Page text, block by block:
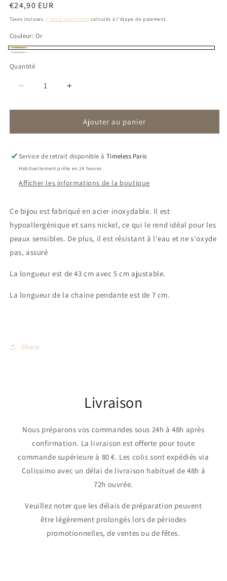
Prix
habituel
€24,90 EUR
Taxes incluses. Frais d'expédition calculés à l'étape de paiement.
Couleur: Or
Or
Quantité
Réduire
quantité
Collier
|
Zircon
Augmenter
quantité
Collier
|
Zircon
Ajouter au panier
Service de retrait disponible à Timeless Paris
Habituellement prête en 24 heures
Afficher les informations de la boutique
Ce bijou est fabriqué en acier inoxydable. Il est
hypoallergénique et sans nickel, ce qui le rend idéal pour les
peaux sensibles. De plus, il est résistant à l'eau et ne s'oxyde
pas, assuré
La longueur est de 43 cm avec 5 cm ajustable.
La longueur de la chaine pendante est de 7 cm.
Share
Livraison
Nous préparons vos commandes sous 24h à 48h après
confirmation. La livraison est offerte pour toute
commande supérieure à 80 €. Les colis sont expédiés via
Colissimo avec un délai de livraison habituel de 48h à
72h ouvrée.
Veuillez noter que les délais de préparation peuvent
être légèrement prolongés lors de périodes
promotionnelles, de ventes ou de fêtes.